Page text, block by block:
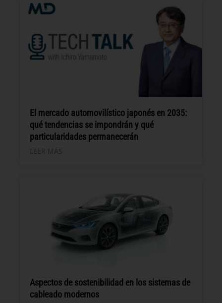
El mercado automovilístico japonés en 2035:
qué tendencias se impondrán y qué
particularidades permanecerán
Aspectos de sostenibilidad en los sistemas de
cableado modernos